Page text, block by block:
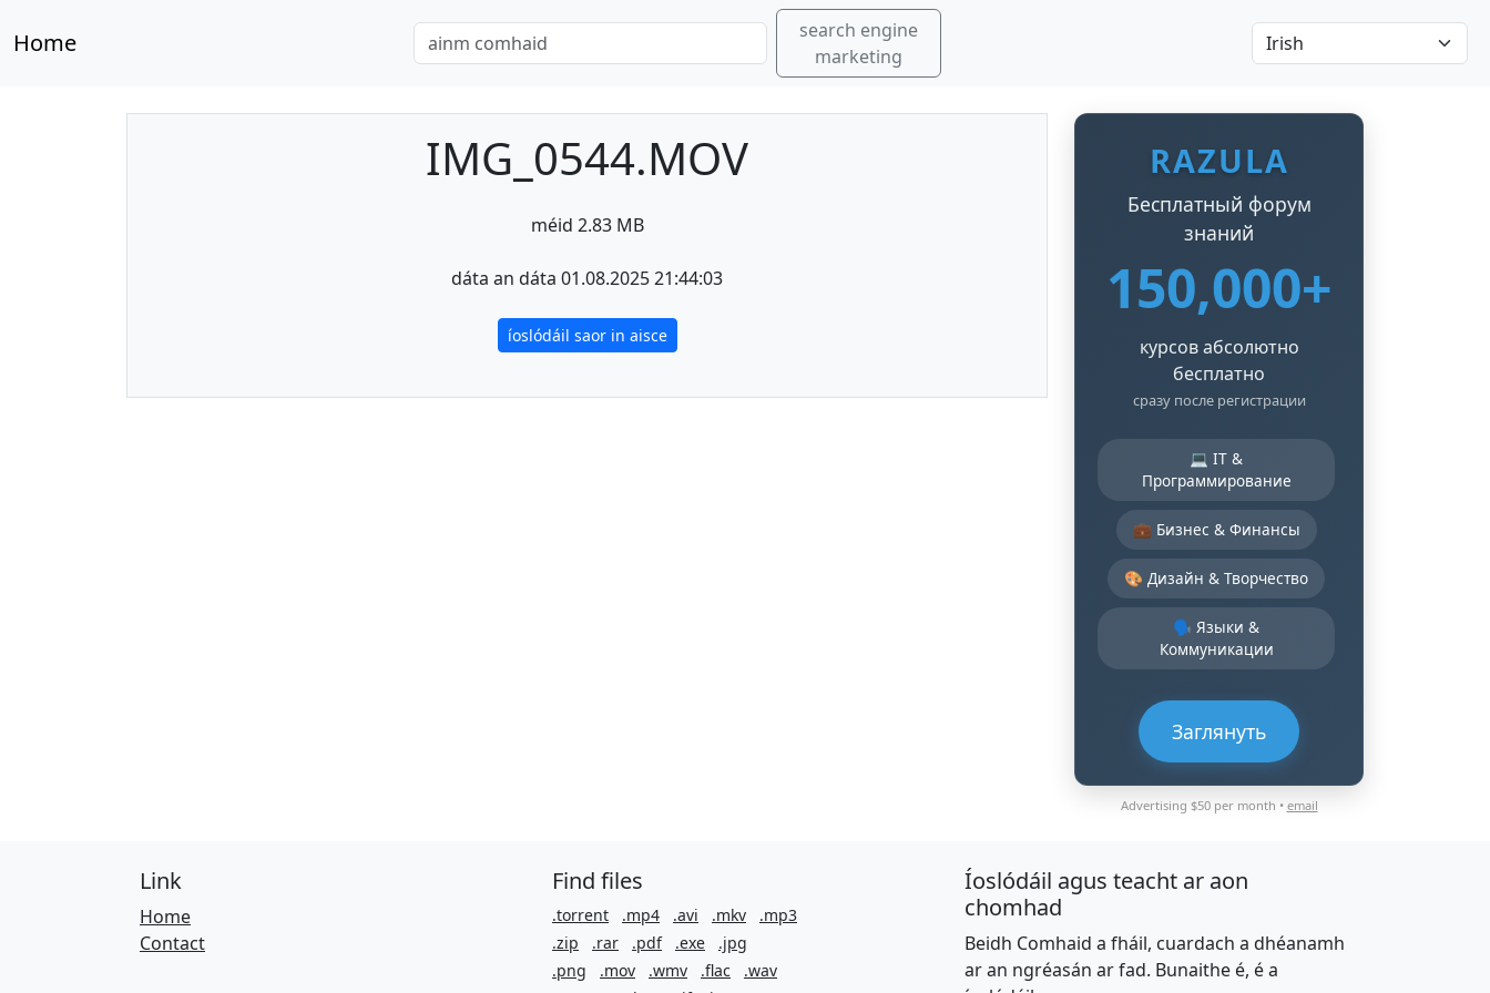
Home
search engine
marketing
IMG_0544.MOV
méid 2.83 MB
dáta an dáta 01.08.2025 21:44:03
íoslódáil saor in aisce
RAZULA
Бесплатный форум
знаний
150,000+
курсов абсолютно
бесплатно
сразу после регистрации
💻 IT &
Программирование
💼 Бизнес & Финансы
🎨 Дизайн & Творчество
🗣️ Языки &
Коммуникации
Заглянуть
Advertising $50 per month • email
Link
Home
Contact
Find files
.torrent .mp4 .avi .mkv
.mp3
.zip
.rar .pdf .exe
.jpg
.png
.mov .wmv .flac
.wav
Íoslódáil agus teacht ar aon
chomhad
Beidh Comhaid a fháil, cuardach a dhéanamh
ar an ngréasán ar fad. Bunaithe é, é a